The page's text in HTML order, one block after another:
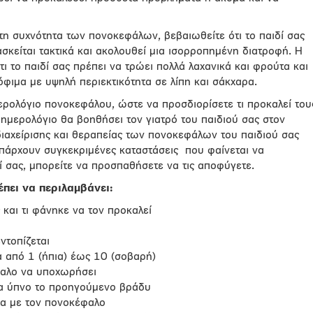
συχνότητα των πονοκεφάλων, βεβαιωθείτε ότι το παιδί σας
τακτικά και ακολουθεί μια ισορροπημένη διατροφή. Η
το παιδί σας πρέπει να τρώει πολλά λαχανικά και φρούτα και
με υψηλή περιεκτικότητα σε λίπη και σάκχαρα.
πονοκεφάλου, ώστε να προσδιορίσετε τι προκαλεί
θα βοηθήσει τον γιατρό του παιδιού σας στον
και θεραπείας των πονοκεφάλων του παιδιού σας
συγκεκριμένες καταστάσεις που φαίνεται να
μπορείτε να προσπαθήσετε να τις αποφύγετε.
να περιλαμβάνει:
τι φάνηκε να τον προκαλεί
από 1 (ήπια) έως 10 (σοβαρή)
να υποχωρήσει
ύπνο το προηγούμενο βράδυ
με τον πονοκέφαλο